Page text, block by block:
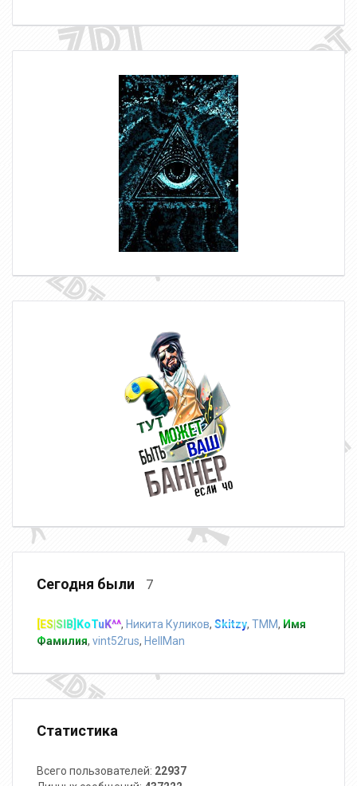
Сегодня были 7
[ES|SIB]KoTuK^^, Никита Куликов, Skitzy, TMM, Имя
Фамилия, vint52rus, HellMan
Статистика
Всего пользователей: 22937